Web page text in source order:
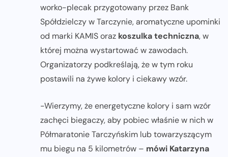
worko-plecak przygotowany przez Bank
Spółdzielczy w Tarczynie, aromatyczne upominki
od marki KAMIS oraz koszulka techniczna, w
której można wystartować w zawodach.
Organizatorzy podkreślają, że w tym roku
postawili na żywe kolory i ciekawy wzór.
-Wierzymy, że energetyczne kolory i sam wzór
zachęci biegaczy, aby pobiec właśnie w nich w
Półmaratonie Tarczyńskim lub towarzyszącym
mu biegu na 5 kilometrów – mówi Katarzyna